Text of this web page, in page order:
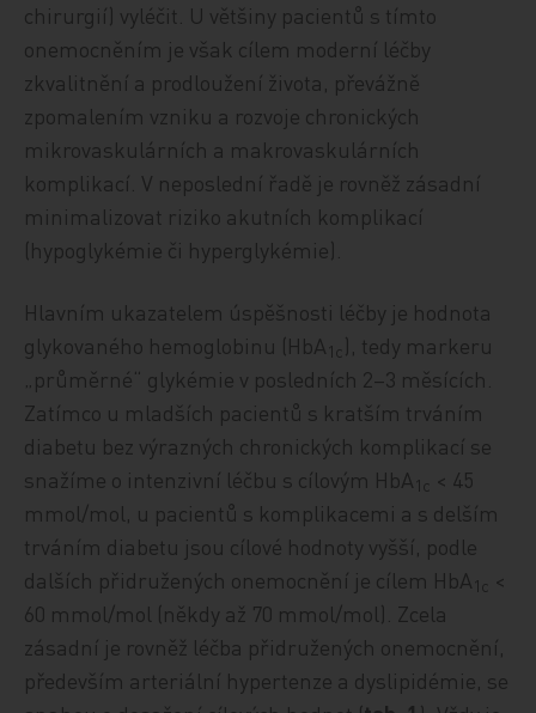
chirurgií) vyléčit. U většiny pacientů s tímto
onemocněním je však cílem moderní léčby
zkvalitnění a prodloužení života, převážně
zpomalením vzniku a rozvoje chronických
mikrovaskulárních a makrovaskulárních
komplikací. V neposlední řadě je rovněž zásadní
minimalizovat riziko akutních komplikací
(hypoglykémie či hyperglykémie).
Hlavním ukazatelem úspěšnosti léčby je hodnota
glykovaného hemoglobinu (HbA 1c ), tedy markeru
„průměrné“ glykémie v posledních 2–3 měsících.
Zatímco u mladších pacientů s kratším trváním
diabetu bez výrazných chronických komplikací se
snažíme o intenzivní léčbu s cílovým HbA 1c
< 45
mmol/mol, u pacientů s komplikacemi a s delším
trváním diabetu jsou cílové hodnoty vyšší, podle
dalších přidružených onemocnění je cílem HbA 1c
<
60 mmol/mol (někdy až 70 mmol/mol). Zcela
zásadní je rovněž léčba přidružených onemocnění,
především arteriální hypertenze a dyslipidémie, se